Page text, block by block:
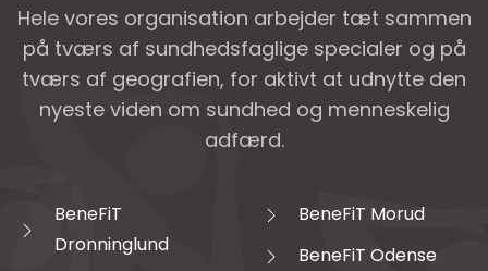
Hele vores organisation arbejder tæt sammen
på tværs af sundhedsfaglige specialer og på
tværs af geografien, for aktivt at udnytte den
nyeste viden om sundhed og menneskelig
adfærd.
BeneFiT
Dronninglund
BeneFiT Morud
BeneFiT Odense